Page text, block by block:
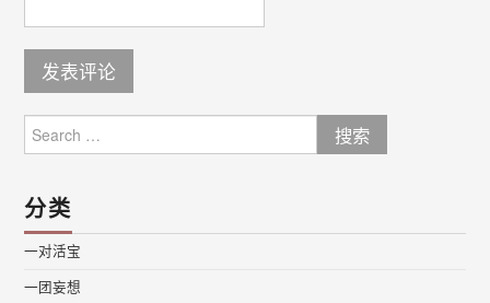
for:
分类
一对活宝
一团妄想